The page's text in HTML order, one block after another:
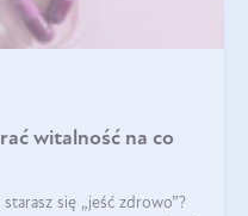
witalność na co
się „jeść zdrowo”?